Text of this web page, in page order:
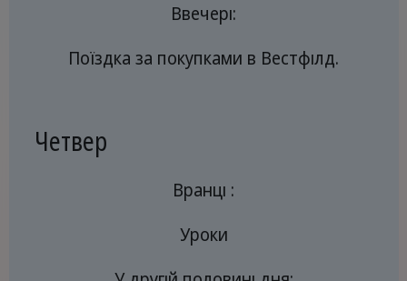
Ввечері:
Поїздка за покупками в Вестфілд.
Четвер
Вранці :
Уроки